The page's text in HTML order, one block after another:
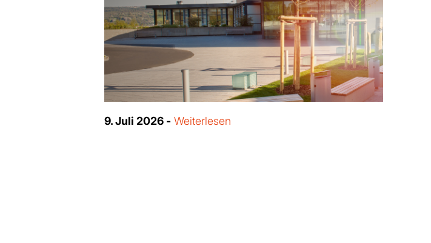
9. Juli 2026 - Weiterlesen